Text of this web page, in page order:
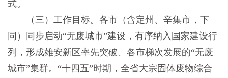
式。
（三）工作目标。各市（含定州、辛集市，下
同）同步启动“无废城市”建设，有序纳入国家建设行
列，形成雄安新区率先突破、各市梯次发展的“无废
城市”集群。“十四五”时期，全省大宗固体废物综合